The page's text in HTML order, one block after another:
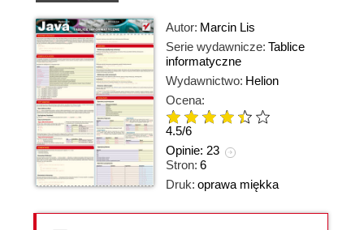
Autor: Marcin Lis
Serie wydawnicze: Tablice
informatyczne
Wydawnictwo: Helion
Ocena:
4.5/6
Opinie: 23
Stron: 6
Druk: oprawa miękka